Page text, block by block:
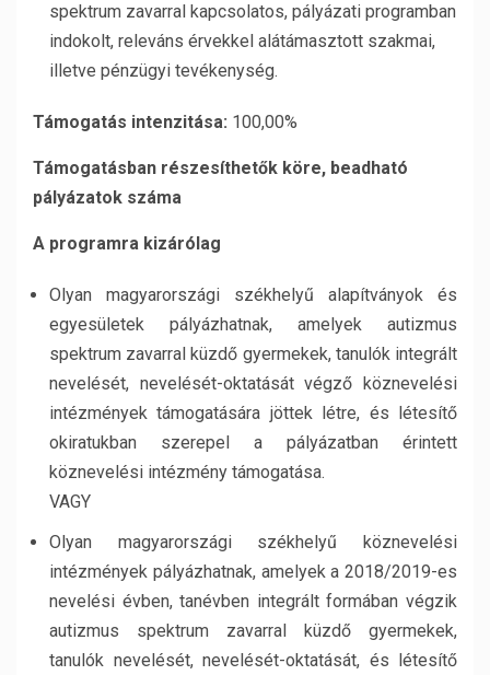
spektrum zavarral kapcsolatos, pályázati programban
indokolt, releváns érvekkel alátámasztott szakmai,
illetve pénzügyi tevékenység.
Támogatás intenzitása: 100,00%
Támogatásban részesíthetők köre, beadható
pályázatok száma
A programra kizárólag
Olyan magyarországi székhelyű alapítványok és
egyesületek pályázhatnak, amelyek autizmus
spektrum zavarral küzdő gyermekek, tanulók integrált
nevelését, nevelését-oktatását végző köznevelési
intézmények támogatására jöttek létre, és létesítő
okiratukban szerepel a pályázatban érintett
köznevelési intézmény támogatása.
VAGY
Olyan magyarországi székhelyű köznevelési
intézmények pályázhatnak, amelyek a 2018/2019-es
nevelési évben, tanévben integrált formában végzik
autizmus spektrum zavarral küzdő gyermekek,
tanulók nevelését, nevelését-oktatását, és létesítő